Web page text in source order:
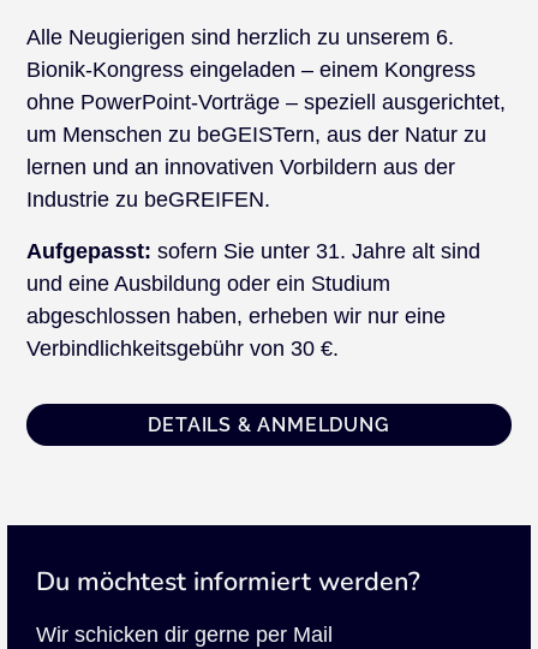
Alle Neugierigen sind herzlich zu unserem 6.
Bionik-Kongress eingeladen – einem Kongress
ohne PowerPoint-Vorträge – speziell ausgerichtet,
um Menschen zu beGEISTern, aus der Natur zu
lernen und an innovativen Vorbildern aus der
Industrie zu beGREIFEN.
Aufgepasst: sofern Sie unter 31. Jahre alt sind
und eine Ausbildung oder ein Studium
abgeschlossen haben, erheben wir nur eine
Verbindlichkeitsgebühr von 30 €.
DETAILS & ANMELDUNG
Du möchtest informiert werden?
Wir schicken dir gerne per Mail